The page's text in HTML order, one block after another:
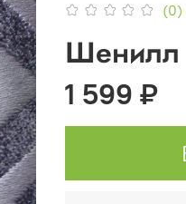
(0)
1 599 ₽